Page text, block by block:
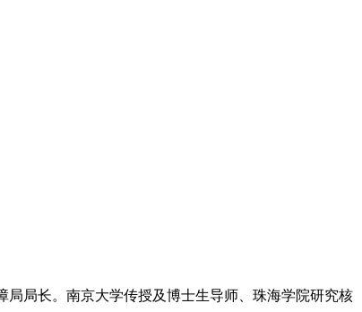
局长。南京大学传授及博士生导师、珠海学院研究核